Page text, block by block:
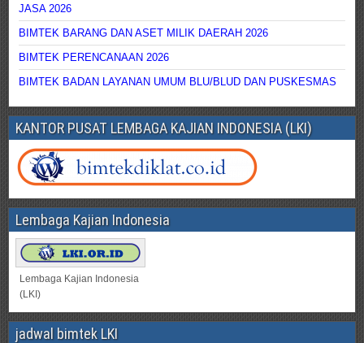
JASA 2026
BIMTEK BARANG DAN ASET MILIK DAERAH 2026
BIMTEK PERENCANAAN 2026
BIMTEK BADAN LAYANAN UMUM BLU/BLUD DAN PUSKESMAS
KANTOR PUSAT LEMBAGA KAJIAN INDONESIA (LKI)
Lembaga Kajian Indonesia
Lembaga Kajian Indonesia
(LKI)
jadwal bimtek LKI